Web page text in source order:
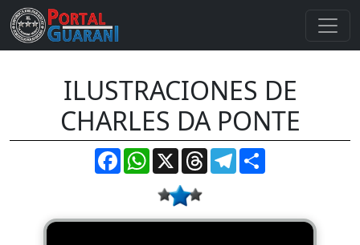
ILUSTRACIONES DE
CHARLES DA PONTE
FacebookWhatsApp
X ThreadsTelegram